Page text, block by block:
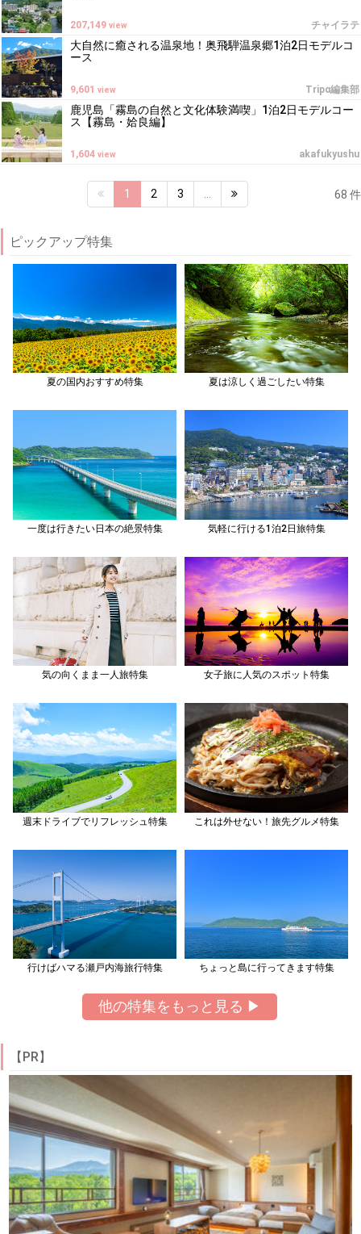
チャイラテ
207,149 view
大自然に癒される温泉地！奥飛騨温泉郷1泊2日モデルコ
ース
Tripα編集部
9,601 view
鹿児島「霧島の自然と文化体験満喫」1泊2日モデルコー
ス【霧島・姶良編】
akafukyushu
1,604 view
68 件
1 2 3
ピックアップ特集
夏の国内おすすめ特集 夏は涼しく過ごしたい特集
一度は行きたい日本の絶景特集 気軽に行ける1泊2日旅特集
気の向くまま一人旅特集 女子旅に人気のスポット特集
週末ドライブでリフレッシュ特集 これは外せない！旅先グルメ特集
行けばハマる瀬戸内海旅行特集 ちょっと島に行ってきます特集
他の特集をもっと見る ▶
【PR】